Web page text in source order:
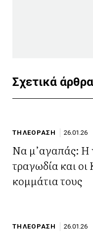
Σχετικά άρθρα
ΤΗΛΕΟΡΑΣΗ 26.01.26
Να μ’αγαπάς: Η
τραγωδία και
κομμάτια τους
ΤΗΛΕΟΡΑΣΗ 26.01.26